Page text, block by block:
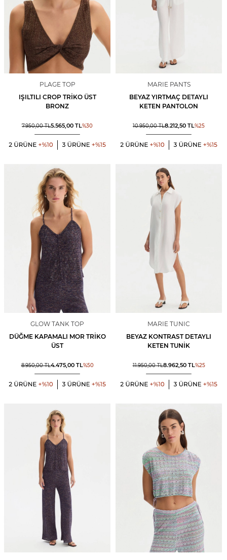
PLAGE TOP
IŞILTILI CROP TRIKO ÜST
BRONZ
7.950,00TL5.565,00 TL%30
MARIE PANTS
BEYAZ YIRTMAÇ DETAYLI
KETEN PANTOLON
10.950,00TL8.212,50 TL%25
GLOW TANK TOP
DÜĞME KAPAMALI MOR TRIKO
ÜST
8.950,00TL4.475,00TL%50
MARIE TUNIC
BEYAZ KONTRAST DETAYLI
KETEN TUNIK
11.950,00TL8.962,50TL%25